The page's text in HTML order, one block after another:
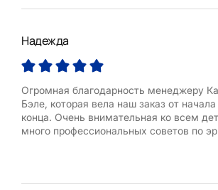
Надежда
Огромная благодарность менеджеру
Бэле, которая вела наш заказ от
конца. Очень внимательная ко всем
много профессиональных советов по